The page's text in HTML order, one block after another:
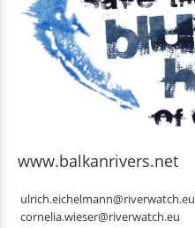
www.balkanrivers.net
ulrich.eichelmann@riverwatch.eu
cornelia.wieser@riverwatch.eu